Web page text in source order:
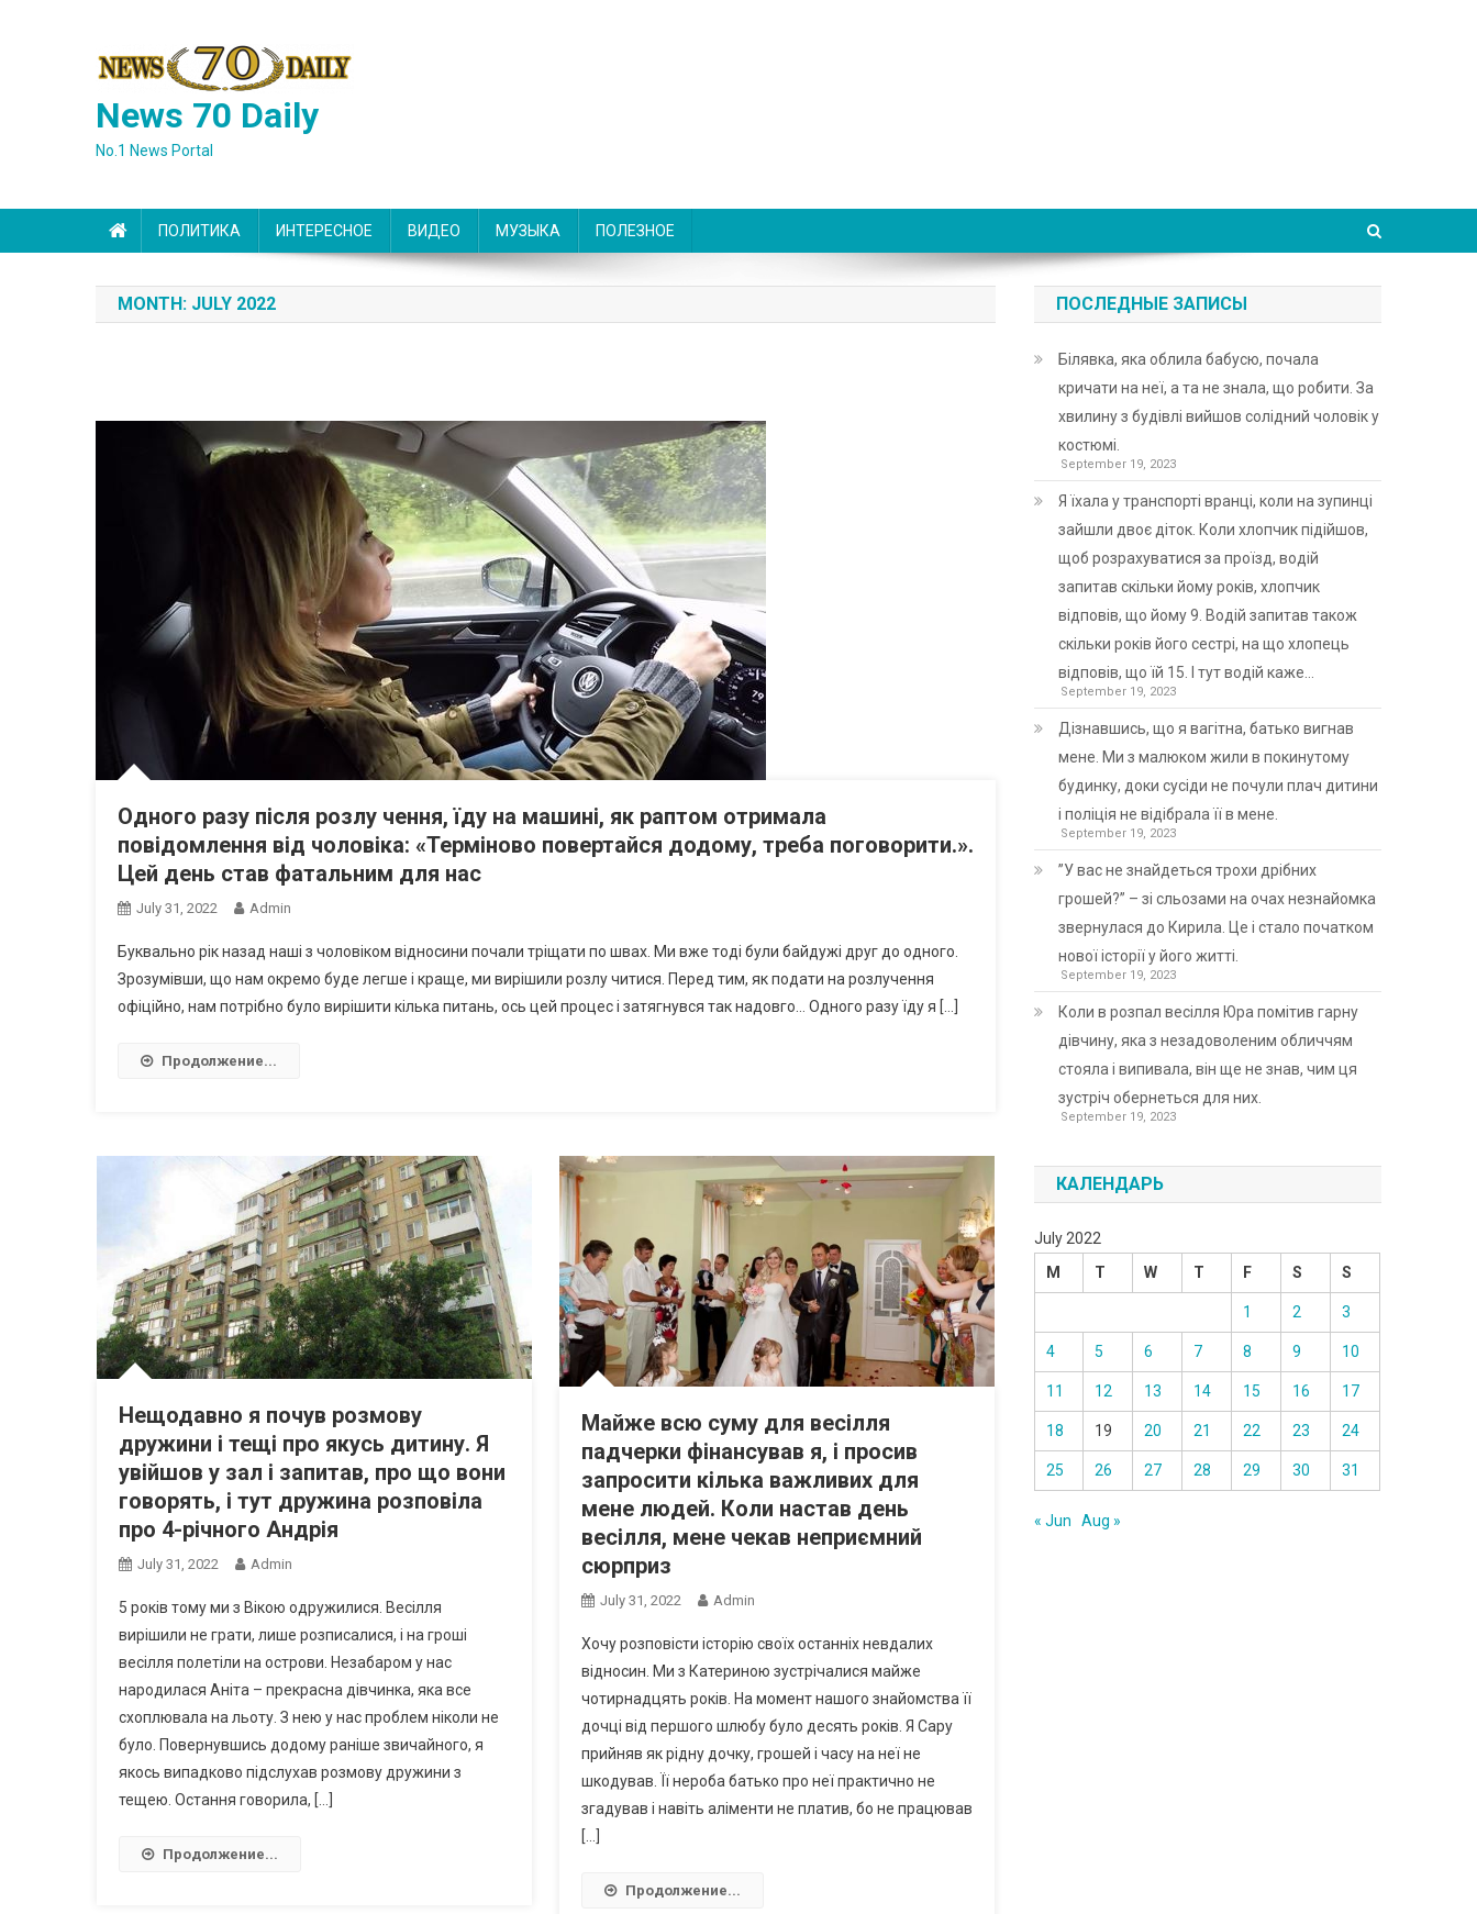
News 70 Daily
No.1 News Portal
ПОЛИТИКА ИНТЕРЕСНОЕ ВИДЕО МУЗЫКА ПОЛЕЗНОЕ
MONTH: JULY 2022
Одного разу після розлу чення, їду на машині, як раптом отримала
повідомлення від чоловіка: «Терміново повертайся додому, треба поговорити.».
Цей день став фатальним для нас
July 31, 2022 Admin
Буквально рік назад наші з чоловіком відносини почали тріщати по швах. Ми вже тоді були байдужі друг до одного.
Зрозумівши, що нам окремо буде легше і краще, ми вирішили розлу читися. Перед тим, як подати на розлучення
офіційно, нам потрібно було вирішити кілька питань, ось цей процес і затягнувся так надовго… Одного разу їду я […]
Продолжение...
Нещодавно я почув розмову
дружини і тещі про якусь дитину. Я
увійшов у зал і запитав, про що вони
говорять, і тут дружина розповіла
про 4-річного Андрія
July 31, 2022 Admin
5 років тому ми з Вікою одружилися. Весілля
вирішили не грати, лише розписалися, і на гроші
весілля полетіли на острови. Незабаром у нас
народилася Аніта – прекрасна дівчинка, яка все
схоплювала на льоту. З нею у нас проблем ніколи не
було. Повернувшись додому раніше звичайного, я
якось випадково підслухав розмову дружини з
тещею. Остання говорила, […]
Продолжение...
Майже всю суму для весілля
падчерки фінансував я, і просив
запросити кілька важливих для
мене людей. Коли настав день
весілля, мене чекав неприємний
сюрприз
July 31, 2022 Admin
Хочу розповісти історію своїх останніх невдалих
відносин. Ми з Катериною зустрічалися майже
чотирнадцять років. На момент нашого знайомства її
дочці від першого шлюбу було десять років. Я Сару
прийняв як рідну дочку, грошей і часу на неї не
шкодував. Її нероба батько про неї практично не
згадував і навіть аліменти не платив, бо не працював
[…]
Продолжение...
ПОСЛЕДНЫЕ ЗАПИСЫ
Білявка, яка облила бабусю, почала
кричати на неї, а та не знала, що робити. За
хвилину з будівлі вийшов солідний чоловік у
костюмі.
September 19, 2023
Я їхала у транспорті вранці, коли на зупинці
зайшли двоє діток. Коли хлопчик підійшов,
щоб розрахуватися за проїзд, водій
запитав скільки йому років, хлопчик
відповів, що йому 9. Водій запитав також
скільки років його сестрі, на що хлопець
відповів, що їй 15. І тут водій каже…
September 19, 2023
Дізнавшись, що я вагітна, батько вигнав
мене. Ми з малюком жили в покинутому
будинку, доки сусіди не почули плач дитини
і поліція не відібрала її в мене.
September 19, 2023
”У вас не знайдеться трохи дрібних
грошей?” – зі сльозами на очах незнайомка
звернулася до Кирила. Це і стало початком
нової історії у його житті.
September 19, 2023
Коли в розпал весілля Юра помітив гарну
дівчину, яка з незадоволеним обличчям
стояла і випивала, він ще не знав, чим ця
зустріч обернеться для них.
September 19, 2023
КАЛЕНДАРЬ
July 2022
M
T W T F S S
1 2 3
4 5 6 7 8 9 10
11 12 13 14 15 16 17
18 19 20 21 22 23 24
25 26 27 28 29 30 31
« Jun Aug »